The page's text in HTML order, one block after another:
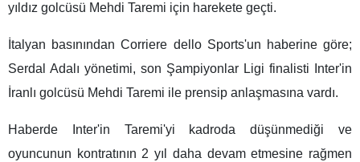
yıldız golcüsü Mehdi Taremi için harekete geçti.
İtalyan basınından Corriere dello Sports'un haberine göre;
Serdal Adalı yönetimi, son Şampiyonlar Ligi finalisti Inter'in
İranlı golcüsü Mehdi Taremi ile prensip anlaşmasına vardı.
Haberde Inter'in Taremi'yi kadroda düşünmediği ve
oyuncunun kontratının 2 yıl daha devam etmesine rağmen